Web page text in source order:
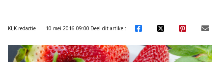
KIJK-redactie 10 mei 2016 09:00 Deel dit artikel: